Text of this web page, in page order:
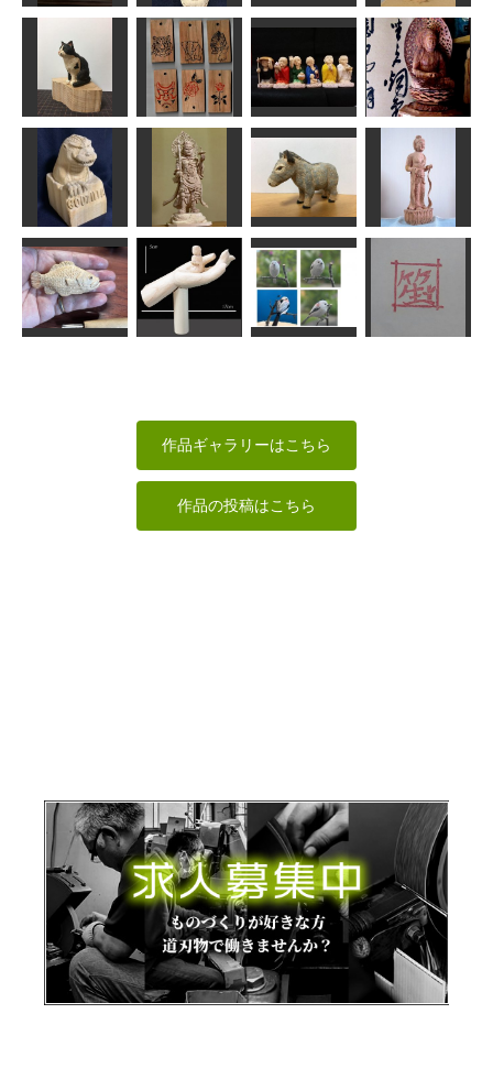
弁財天
みっちゃん
弥勒菩薩
俊造
メジロ
MINI
毘沙門天
なんぺい
座った猫（黒
白ハチワレ）
波間
ストラップ
各種
fuku
六地蔵菩薩
kiyonk
阿弥陀如来座
像17cm
sigesama
ゴジラ
俊造
毘沙門天 ロバ
LOVEクラフト
文殊菩薩立像
み手童子
shadow
シマエナガ
作品ギャラリーはこちら
作品の投稿はこちら